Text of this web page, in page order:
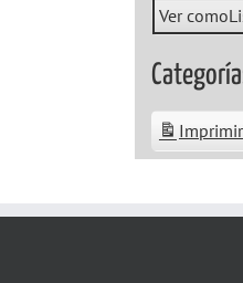
Ver como
Imprimir